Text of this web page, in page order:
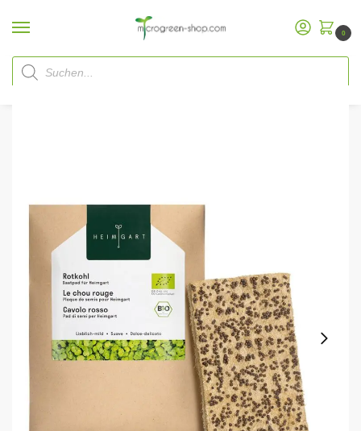
0
Start Microgreen Shop